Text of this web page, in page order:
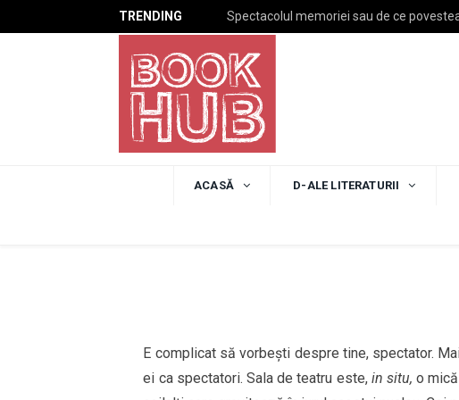
TRENDING Spectacolul memoriei sau de ce
ACASĂ D-ALE LITERATURII
ARTELE SPECTACOLULUI
Cât de complicat este
teatru?
E complicat să vorbești despre tine, spectator.
ei ca spectatori. Sala de teatru este, in situ, o